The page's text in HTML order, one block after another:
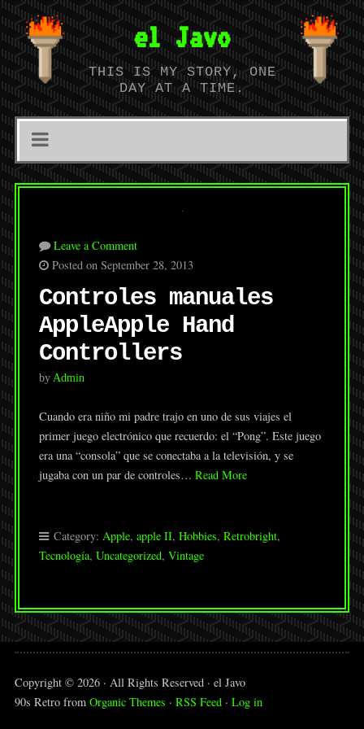
el Javo
THIS IS MY STORY, ONE
DAY AT A TIME.
Leave a Comment
Posted on September 28, 2013
Controles manuales
AppleApple Hand
Controllers
by Admin
Cuando era niño mi padre trajo en uno de sus viajes el
primer juego electrónico que recuerdo: el “Pong”. Este juego
era una “consola” que se conectaba a la televisión, y se
jugaba con un par de controles… Read More
Category: Apple, apple II, Hobbies, Retrobright,
Tecnología, Uncategorized, Vintage
Copyright © 2026 · All Rights Reserved · el Javo
90s Retro from Organic Themes · RSS Feed· Log in